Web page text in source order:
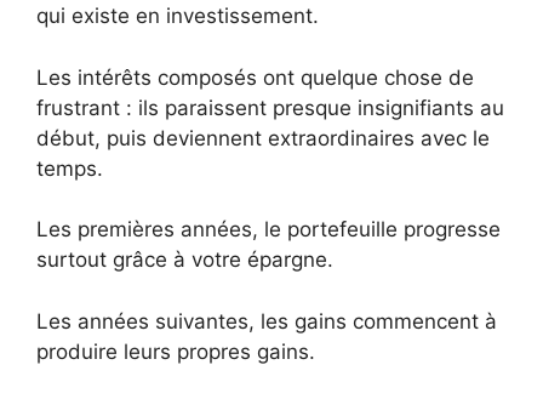
qui existe en investissement.
Les intérêts composés ont quelque chose de
frustrant : ils paraissent presque insignifiants au
début, puis deviennent extraordinaires avec le
temps.
Les premières années, le portefeuille progresse
surtout grâce à votre épargne.
Les années suivantes, les gains commencent à
produire leurs propres gains.